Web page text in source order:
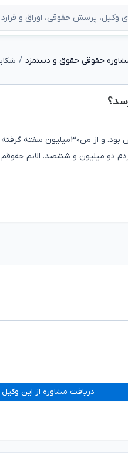
حقوقی حقوق و دستمزد
دو میلیون و ششصد. الانم
دریافت مشاوره از این وکیل